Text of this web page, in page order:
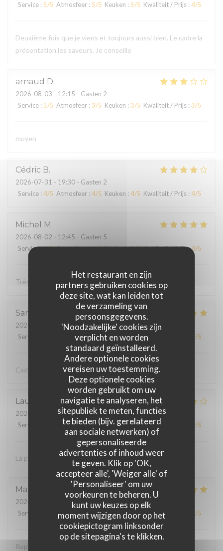
Het restaurant en zijn
partners gebruiken cookies op
deze site, wat kan leiden tot
de verzameling van
persoonsgegevens.
'Noodzakelijke' cookies zijn
verplicht en worden
standaard geïnstalleerd.
Andere optionele cookies
vereisen uw toestemming.
Deze optionele cookies
worden gebruikt om uw
navigatie te analyseren, het
sitepubliek te meten, functies
te bieden (bijv. gerelateerd
aan sociale netwerken) of
gepersonaliseerde
advertenties of inhoud weer
te geven. Klik op 'OK,
accepteer alle', 'Weiger alle' of
'Personaliseer' om uw
voorkeuren te beheren. U
kunt uw keuzes op elk
moment wijzigen door op het
cookiepictogram linksonder
op de sitepagina's te klikken.
Service : 5/5 Atmosfeer : 5/5 Keuken : 5/5 Kwaliteit / Prijs : 4/5
Deuxième fois que je viens et toujours aussi bien. Le cadre la
présentation les saveurs. Je conseille
arnaud D
2026-08-03 - 12:15 - Gasten 2
Service : 5/5 Atmosfeer : 3/5 Keuken : 3/5 Kwaliteit / Prijs : 3/5
moyen
Cédric B
2026-07-31 - 19:30 - Gasten 2
Service : 4/5 Atmosfeer : 4/5 Keuken : 4/5 Kwaliteit / Prijs : 4/5
Michel M
2026-08-02 - 12:45 - Gasten 5
Service:4/5 Atmosfeer:5/5 Keuken:5/5 Kwaliteit / Prijs:4/5
Très bon et bien présenté
Sandrine
2026-08-01
- 20:00 - Gasten 2
Service
Atmosfeer: 5/5 Keuken: 5/5 Kwaliteit / Prijs /5
Cadre au top repas très fin
Laurent
2026-07-31
- 19:45 - Gasten 3
Service
Atmosfeer:4/5 Keuken: 3/5 Kwaliteit / Prijs /5
La présentation dans les assiettes
Martine
2026-07-30
- 12:15 - Gasten 6
Service
Atmosfeer: 5/5 Keuken:5/5 Kwaliteit / Prijs /5
Repas du jour excellent, très bon rapport qualité / prix.